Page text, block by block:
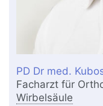
PD Dr med.
Facharzt für
Wirbelsäule